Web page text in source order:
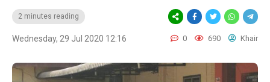
2 minutes reading
Wednesday, 29 Jul 2020 12:16 0 690 Khair